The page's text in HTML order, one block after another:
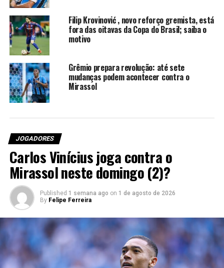
escanteio feita por Bernard e cabeceou para vencer o
goleiro Léo Jardim.
Renato no caminho do Grêmio
Quis o destino que, mais uma vez, Renato tivesse papel
importante em relação ao Grêmio. Não que ele tenha
facilitado as coisas para o Tricolor — o Vasco foi melhor
que o Atlético —, mas se seus comandados tivessem
zona de rebaixamento.
Pedro Souza / Atlético-MG
RELATED TOPICS: ATLÉTICO-MG
COPA DO MUNDO
DESTAQUE
GRÊMIO
RENATO PORTALUPPI
ÚLTIMAS NOTÍCIAS DO GRÊMIO
UP NEXT
Antonio Dutra Júnior deixa o cargo de Vice de Futebol do
Grêmio
Grêmio escalado para encarar o Corinthians pelo
Brasileirão
Filip Krovinović , novo reforço gremista, está
fora das oitavas da Copa do Brasil; saiba o
motivo
Grêmio prepara revolução: até sete
mudanças podem acontecer contra o
Mirassol
JOGADORES
Carlos Vinícius joga contra o
Mirassol neste domingo (2)?
Published 1 semana ago on 1 de agosto de 2026
By Felipe Ferreira